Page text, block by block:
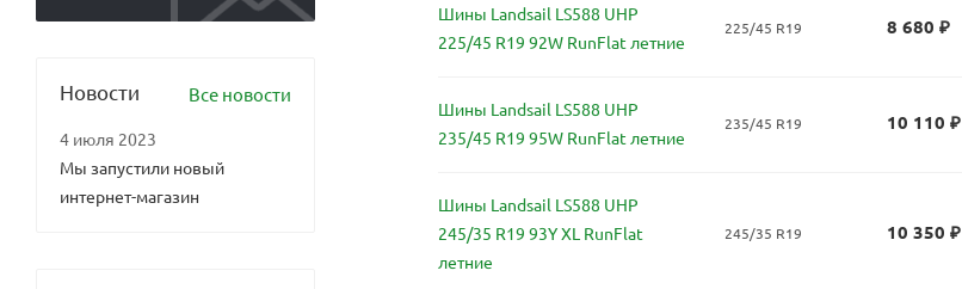
Шины Landsail LS588 UHP
225/45 R19 92W RunFlat летние
225/45 R19 8 680 ₽
Шины Landsail LS588 UHP
235/45 R19 95W RunFlat летние
235/45 R19 10 110 ₽
Шины Landsail LS588 UHP
245/35 R19 93Y XL RunFlat
летние
245/35 R19 10 350 ₽
Новости Все новости
4 июля 2023
Мы запустили новый
интернет-магазин